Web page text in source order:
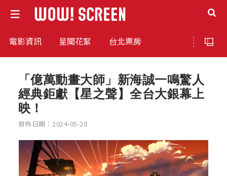
電影資訊 星聞花絮 台北票房
「億萬動畫大師」新海誠一鳴驚人
經典鉅獻【星之聲】全台大銀幕上
映！
發佈日期：2024-05-28